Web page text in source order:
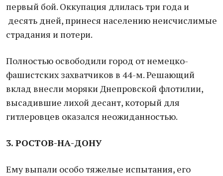
первый бой. Оккупация длилась три года и
десять дней, принеся населению неисчислимые
страдания и потери.
Полностью освободили город от немецко-
фашистских захватчиков в 44-м. Решающий
вклад внесли моряки Днепровской флотилии,
высадившие лихой десант, который для
гитлеровцев оказался неожиданностью.
3. РОСТОВ-НА-ДОНУ
Ему выпали особо тяжелые испытания, его